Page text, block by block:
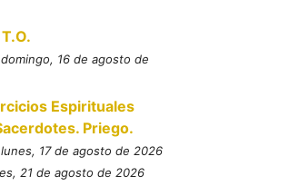
domingo, 16 de agosto de
Espirituales
Priego.
lunes, 17 de agosto de 2026
21 de agosto de 2026